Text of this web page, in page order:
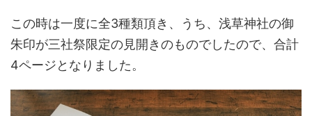
この時は一度に全3種類頂き、うち、浅草神社の御
朱印が三社祭限定の見開きのものでしたので、合計
4ページとなりました。